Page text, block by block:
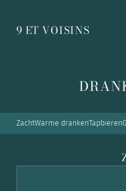
9 ET VOISINS
ZachtWarme drankenTapbieren